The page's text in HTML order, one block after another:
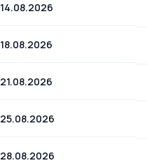
14.08.2026
18.08.2026
21.08.2026
25.08.2026
28.08.2026